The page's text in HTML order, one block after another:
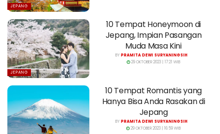
JEPANG
JEPANG
10 Tempat Honeymoon di
Jepang, Impian Pasangan
Muda Masa Kini
BYPRAMITA DEWI SURYANINGSIH
29 OKTOBER 2023 | 17:21 WIB
10 Tempat Romantis yang
Hanya Bisa Anda Rasakan di
Jepang
BYPRAMITA DEWI SURYANINGSIH
29 OKTOBER 2023 | 16:59 WIB